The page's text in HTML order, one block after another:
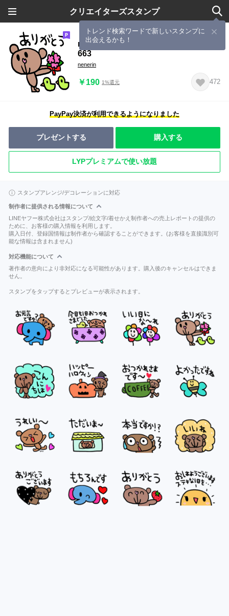
クリエイターズスタンプ
トレンド検索ワードで新しいスタンプに
出会えるかも！
nenerin シンプル日常会話スタンプ
663
nenerin
￥190 1%還元 472
PayPay決済が利用できるようになりました
プレゼントする 購入する
LYPプレミアムで使い放題
スタンプアレンジ/デコレーションに対応
制作者に提供される情報について
LINEヤフー株式会社はスタンプ/絵文字/着せかえ制作者への売上レポートの提供の
ために、お客様の購入情報を利用します。
購入日付、登録国情報は制作者から確認することができます。(お客様を直接識別可
能な情報は含まれません)
対応機能について
著作者の意向により非対応になる可能性があります。購入後のキャンセルはできま
せん。
スタンプをタップするとプレビューが表示されます。